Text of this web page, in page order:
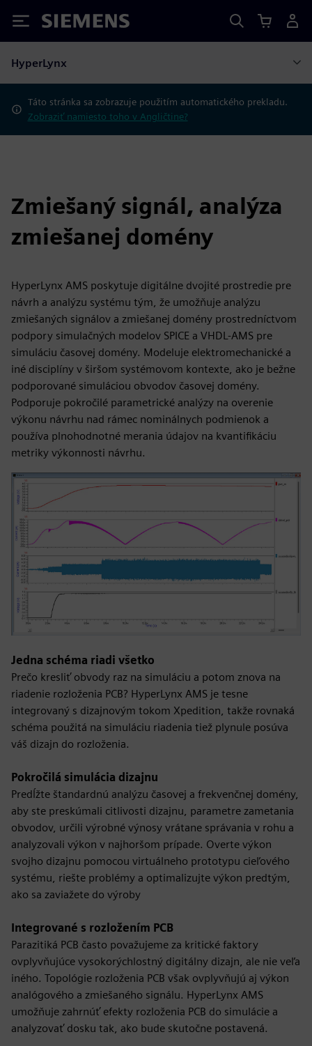
Siemens
HyperLynx
Táto stránka sa zobrazuje použitím automatického prekladu.
Zobraziť namiesto toho v Angličtine?
Zmiešaný signál, analýza
zmiešanej domény
HyperLynx AMS poskytuje digitálne dvojité prostredie pre
návrh a analýzu systému tým, že umožňuje analýzu
zmiešaných signálov a zmiešanej domény prostredníctvom
podpory simulačných modelov SPICE a VHDL-AMS pre
simuláciu časovej domény. Modeluje elektromechanické a
iné disciplíny v širšom systémovom kontexte, ako je bežne
podporované simuláciou obvodov časovej domény.
Podporuje pokročilé parametrické analýzy na overenie
výkonu návrhu nad rámec nominálnych podmienok a
používa plnohodnotné merania údajov na kvantifikáciu
metriky výkonnosti návrhu.
Jedna schéma riadi všetko
Prečo kresliť obvody raz na simuláciu a potom znova na
riadenie rozloženia PCB? HyperLynx AMS je tesne
integrovaný s dizajnovým tokom Xpedition, takže rovnaká
schéma použitá na simuláciu riadenia tiež plynule posúva
váš dizajn do rozloženia.
Pokročilá simulácia dizajnu
Predĺžte štandardnú analýzu časovej a frekvenčnej domény,
aby ste preskúmali citlivosti dizajnu, parametre zametania
obvodov, určili výrobné výnosy vrátane správania v rohu a
analyzovali výkon v najhoršom prípade. Overte výkon
svojho dizajnu pomocou virtuálneho prototypu cieľového
systému, riešte problémy a optimalizujte výkon predtým,
ako sa zaviažete do výroby
Integrované s rozložením PCB
Parazitiká PCB často považujeme za kritické faktory
ovplyvňujúce vysokorýchlostný digitálny dizajn, ale nie veľa
iného. Topológie rozloženia PCB však ovplyvňujú aj výkon
analógového a zmiešaného signálu. HyperLynx AMS
umožňuje zahrnúť efekty rozloženia PCB do simulácie a
analyzovať dosku tak, ako bude skutočne postavená.